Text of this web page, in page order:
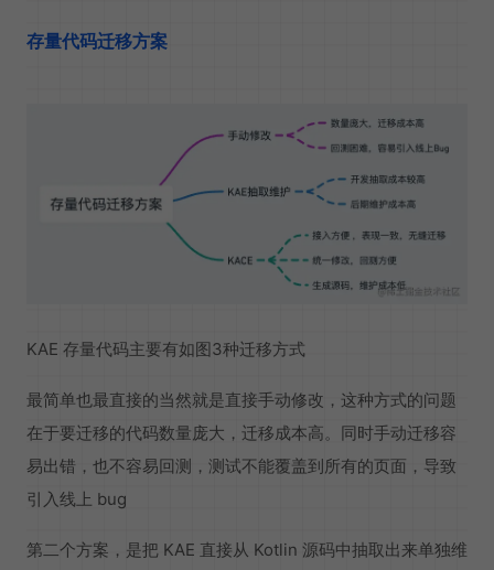
存量代码迁移方案
KAE 存量代码主要有如图3种迁移方式
最简单也最直接的当然就是直接手动修改，这种方式的问题
在于要迁移的代码数量庞大，迁移成本高。同时手动迁移容
易出错，也不容易回测，测试不能覆盖到所有的页面，导致
引入线上 bug
第二个方案，是把 KAE 直接从 Kotlin 源码中抽取出来单独维